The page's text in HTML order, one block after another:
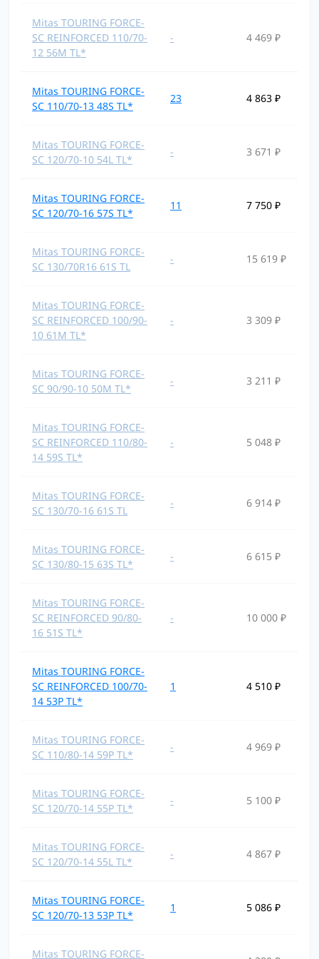
Mitas TOURING FORCE-
SC REINFORCED 110/70-
12 56M TL*
- 4 469 ₽
Mitas TOURING FORCE-
SC 110/70-13 48S TL*
23 4 863 ₽
Mitas TOURING FORCE-
SC 120/70-10 54L TL*
- 3 671 ₽
Mitas TOURING FORCE-
SC 120/70-16 57S TL*
11 7 750 ₽
Mitas TOURING FORCE-
SC 130/70R16 61S TL
- 15 619 ₽
Mitas TOURING FORCE-
SC REINFORCED 100/90-
10 61M TL*
- 3 309 ₽
Mitas TOURING FORCE-
SC 90/90-10 50M TL*
- 3 211 ₽
Mitas TOURING FORCE-
SC REINFORCED 110/80-
14 59S TL*
- 5 048 ₽
Mitas TOURING FORCE-
SC 130/70-16 61S TL
- 6 914 ₽
Mitas TOURING FORCE-
SC 130/80-15 63S TL*
- 6 615 ₽
Mitas TOURING FORCE-
SC REINFORCED 90/80-
16 51S TL*
- 10 000 ₽
Mitas TOURING FORCE-
SC REINFORCED 100/70-
14 53P TL*
1 4 510 ₽
Mitas TOURING FORCE-
SC 110/80-14 59P TL*
- 4 969 ₽
Mitas TOURING FORCE-
SC 120/70-14 55P TL*
- 5 100 ₽
Mitas TOURING FORCE-
SC 120/70-14 55L TL*
- 4 867 ₽
Mitas TOURING FORCE-
SC 120/70-13 53P TL*
1 5 086 ₽
Mitas TOURING FORCE-